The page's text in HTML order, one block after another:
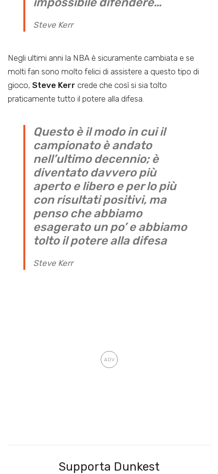
Steve Kerr
Negli ultimi anni la NBA è sicuramente cambiata e se
molti fan sono molto felici di assistere a questo tipo di
gioco, Steve Kerr crede che così si sia tolto
praticamente tutto il potere alla difesa.
Questo è il modo in cui il
campionato è andato
nell’ultimo decennio; è
diventato davvero più
aperto e libero e per lo più
con risultati positivi, ma
penso che abbiamo
esagerato un po’ e abbiamo
tolto il potere alla difesa
Steve Kerr
Supporta Dunkest